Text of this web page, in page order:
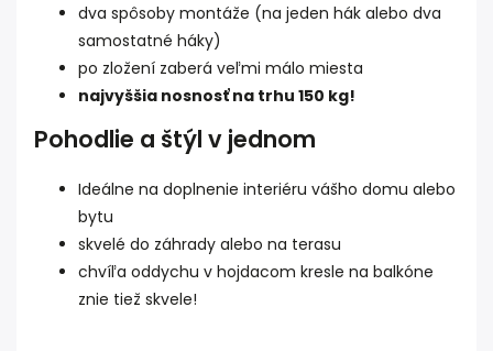
dva spôsoby montáže (na jeden hák alebo dva
samostatné háky)
po zložení zaberá veľmi málo miesta
najvyššia nosnosť na trhu 150 kg!
Pohodlie a štýl v jednom
Ideálne na doplnenie interiéru vášho domu alebo
bytu
skvelé do záhrady alebo na terasu
chvíľa oddychu v hojdacom kresle na balkóne
znie tiež skvele!